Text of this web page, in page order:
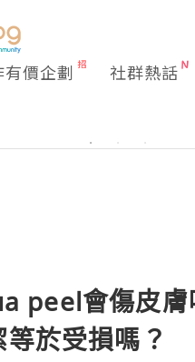
價企劃 社群熱話
peel會傷皮
於受損嗎？